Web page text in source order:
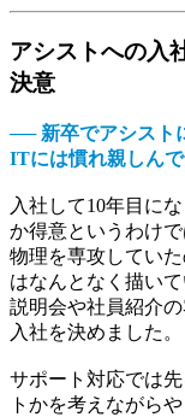
アシストへの入
決意
── 新卒でアシスト
ITには慣れ親しん
入社して10年目に
か得意というわけ
物理を専攻してい
はなんとなく描い
説明会や社員紹介
入社を決めました。
サポート対応では
トかを考えながら